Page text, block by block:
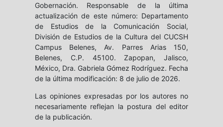
Gobernación. Responsable de la última
actualización de este número: Departamento
de Estudios de la Comunicación Social,
División de Estudios de la Cultura del CUCSH
Campus Belenes, Av. Parres Arias 150,
Belenes, C.P. 45100. Zapopan, Jalisco,
México, Dra. Gabriela Gómez Rodríguez. Fecha
de la última modificación: 8 de julio de 2026.
Las opiniones expresadas por los autores no
necesariamente reflejan la postura del editor
de la publicación.